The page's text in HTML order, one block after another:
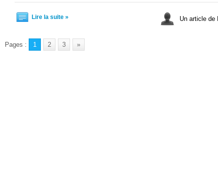
Lire la suite » Un article
Pages : 1 2 3 »